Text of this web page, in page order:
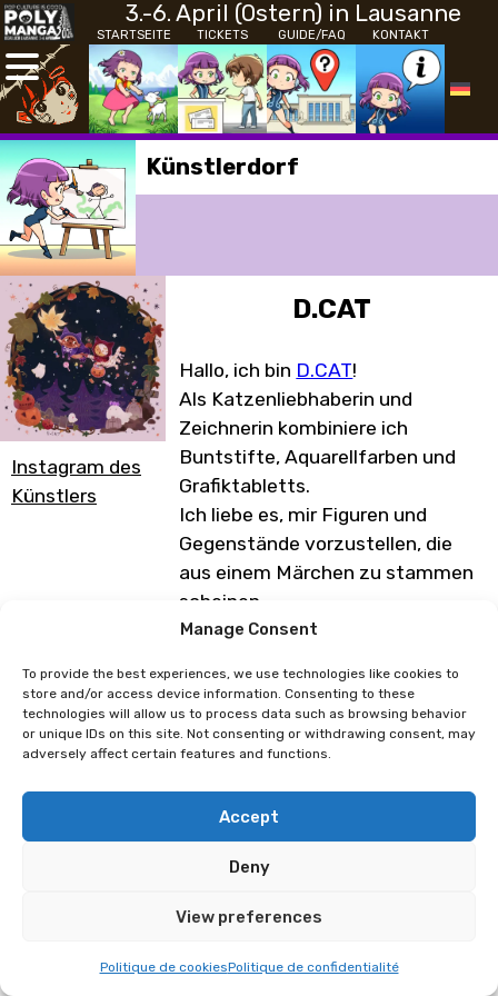
Manage Consent
To provide the best experiences, we use technologies like cookies to
store and/or access device information. Consenting to these
technologies will allow us to process data such as browsing behavior
or unique IDs on this site. Not consenting or withdrawing consent, may
adversely affect certain features and functions.
Accept
Deny
View preferences
Politique de cookiesPolitique de confidentialité
3.-6. April (Ostern) in Lausanne
STARTSEITE TICKETS GUIDE/FAQ KONTAKT
Künstlerdorf
Instagram des
Künstlers
D.CAT
Hallo, ich bin D.CAT!
Als Katzenliebhaberin und
Zeichnerin kombiniere ich
Buntstifte, Aquarellfarben und
Grafiktabletts.
Ich liebe es, mir Figuren und
Gegenstände vorzustellen, die
aus einem Märchen zu stammen
scheinen.
Jede Kreation ist für mich ein
Ich hoffe, dass meine Welt euch
berührt und euch ein Lächeln ins
Gesicht zaubert!
Programm unter Vorbehalt von
Änderungen